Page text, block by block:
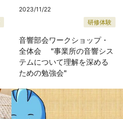
2023/11/22
研修体験
音響部会ワークショップ・
全体会 "事業所の音響シス
テムについて理解を深める
ための勉強会"